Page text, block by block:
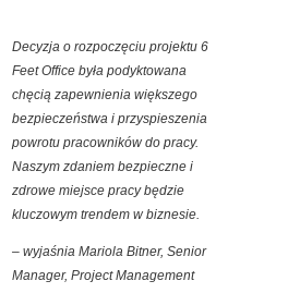
Decyzja o rozpoczęciu projektu 6
Feet Office była podyktowana
chęcią zapewnienia większego
bezpieczeństwa i przyspieszenia
powrotu pracowników do pracy.
Naszym zdaniem bezpieczne i
zdrowe miejsce pracy będzie
kluczowym trendem w biznesie.
– wyjaśnia Mariola Bitner, Senior
Manager, Project Management